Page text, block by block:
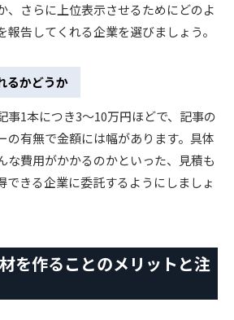
、さらに上位表示させるためにどのよ
報告してくれる企業を選びましょう。
るかどうか
事1本につき3〜10万円ほどで、記事の
の有無で金額には幅があります。具体
な費用がかかるのかといった、見積も
できる企業に委託するようにしましょ
を作ることのメリットと注